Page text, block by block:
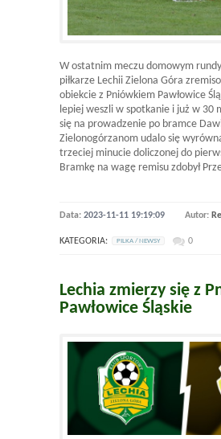
W ostatnim meczu domowym
piłkarze Lechii Zielona Góra
obiekcie z Pniówkiem Pawłowice
lepiej weszli w spotkanie i już w 30
się na prowadzenie po bramce
Zielonogórzanom udalo się
trzeciej minucie doliczonej do
Bramkę na wagę remisu zdobył
Data: 2023-11-11 19:19:09 Autor:
KATEGORIA: PILKA / NEWSY 0
Lechia zmierzy się z
Pawłowice Śląskie